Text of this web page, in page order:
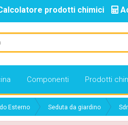
prodotti chimici
Componenti Prodotti
Esterno Seduta da giardino